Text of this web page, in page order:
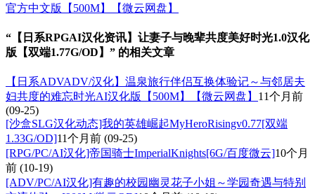
官方中文版【500M】【微云网盘】
“【日系RPGAI汉化资讯】让妻子与晚辈共度美好时光1.0汉化
版【双端1.77G/OD】” 的相关文章
【日系ADVADV/汉化】温泉旅行伴侣互换体验记～与邻居夫
妇共度的难忘时光AI汉化版【500M】【微云网盘】 11个月前
(09-25)
[沙盒SLG汉化动态]我的英雄崛起MyHeroRisingv0.77[双端
1.33G/OD]11个月前 (09-25)
[RPG/PC/AI汉化]帝国骑士ImperialKnights[6G/百度微云]10个月
前 (10-19)
[ADV/PC/AI汉化]有趣的校园幽灵花子小姐～学园奇遇与特别